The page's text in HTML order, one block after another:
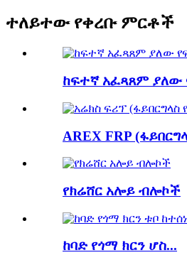
ተለይተው የቀረቡ ምርቶች
ከፍተኛ አፈጻጸም ያለው
AREX FRP
የክሬሸር አሎይ ብሎኮች
ከባድ የጎማ ክርን ሆስ...